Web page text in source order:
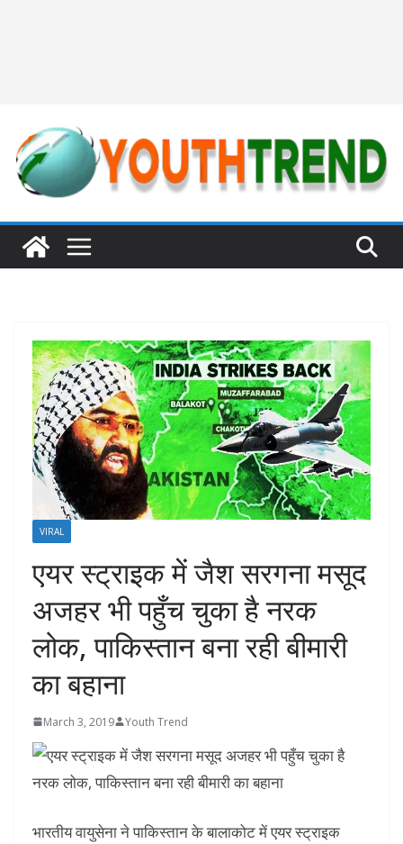
VIRAL
एयर स्ट्राइक में जैश सरगना मसूद
अजहर भी पहुँच चुका है नरक
लोक, पाकिस्तान बना रही बीमारी
का बहाना
March 3, 2019 Youth Trend
भारतीय वायुसेना ने पाकिस्तान के बालाकोट में एयर स्ट्राइक